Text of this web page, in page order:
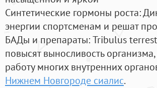
Синтетические гормоны роста:
энергии спортсменам и решат
БАДы и препараты:Tribulus
повысят выносливость
работу многих внутренних
Нижнем Новгороде сиалис.